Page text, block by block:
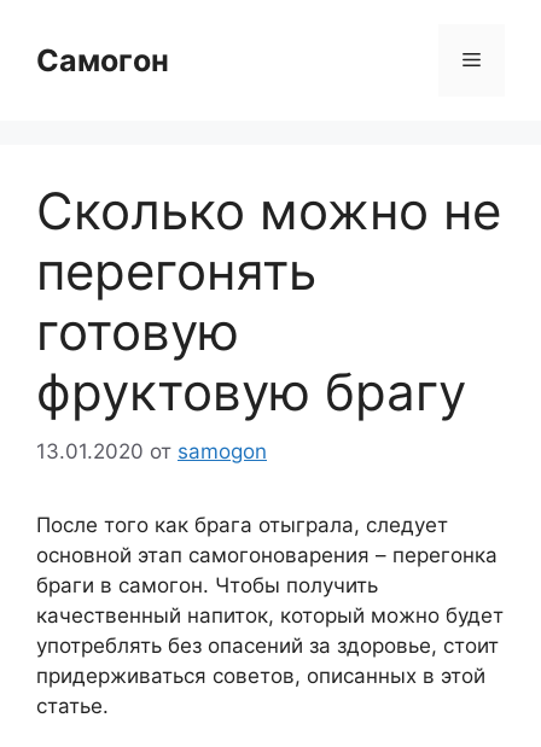
содержимому
Самогон Меню
Сколько можно не
перегонять
готовую
фруктовую брагу
13.01.2020 от samogon
После того как брага отыграла, следует
основной этап самогоноварения – перегонка
браги в самогон. Чтобы получить
качественный напиток, который можно будет
употреблять без опасений за здоровье, стоит
придерживаться советов, описанных в этой
статье.